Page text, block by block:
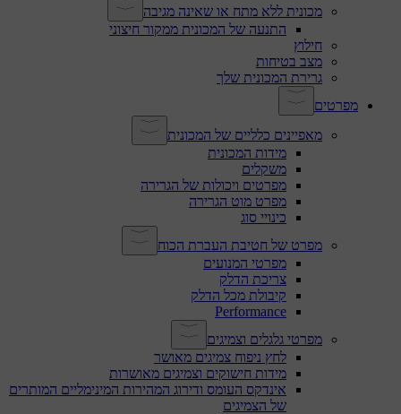
מכונית ללא מתח או שאינה מגיבה
התנעה של המכונית ממקור חיצוני
חילוץ
מצב בטיחות
גרירת המכונית שלך
מפרטים
מאפיינים כלליים של המכונית
מידות המכונית
משקלים
מפרטים ויכולות של הגרירה
מפרט מוט הגרירה
כינויי סוג
מפרט של חטיבת העברת הכוח
מפרטי המנועים
צריכת הדלק
קיבולת מכל הדלק
Performance
מפרטי גלגלים וצמיגים
לחץ ניפוח צמיגים מאושר
מידות חישוקים וצמיגים מאושרות
אינדקס העומס ודירוג המהירות המינימליים המותרים
של הצמיגים